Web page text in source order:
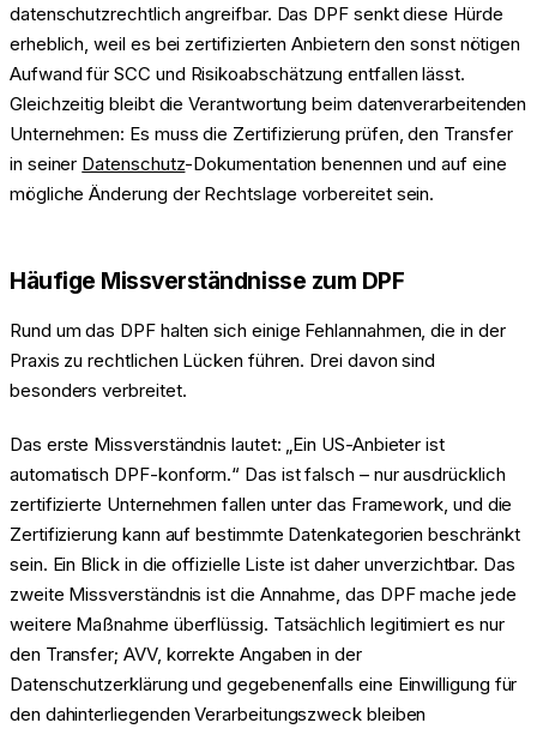
datenschutzrechtlich angreifbar. Das DPF senkt diese Hürde
erheblich, weil es bei zertifizierten Anbietern den sonst nötigen
Aufwand für SCC und Risikoabschätzung entfallen lässt.
Gleichzeitig bleibt die Verantwortung beim datenverarbeitenden
Unternehmen: Es muss die Zertifizierung prüfen, den Transfer
in seiner Datenschutz-Dokumentation benennen und auf eine
mögliche Änderung der Rechtslage vorbereitet sein.
Häufige Missverständnisse zum DPF
Rund um das DPF halten sich einige Fehlannahmen, die in der
Praxis zu rechtlichen Lücken führen. Drei davon sind
besonders verbreitet.
Das erste Missverständnis lautet: „Ein US-Anbieter ist
automatisch DPF-konform.“ Das ist falsch – nur ausdrücklich
zertifizierte Unternehmen fallen unter das Framework, und die
Zertifizierung kann auf bestimmte Datenkategorien beschränkt
sein. Ein Blick in die offizielle Liste ist daher unverzichtbar. Das
zweite Missverständnis ist die Annahme, das DPF mache jede
weitere Maßnahme überflüssig. Tatsächlich legitimiert es nur
den Transfer; AVV, korrekte Angaben in der
Datenschutzerklärung und gegebenenfalls eine Einwilligung für
den dahinterliegenden Verarbeitungszweck bleiben